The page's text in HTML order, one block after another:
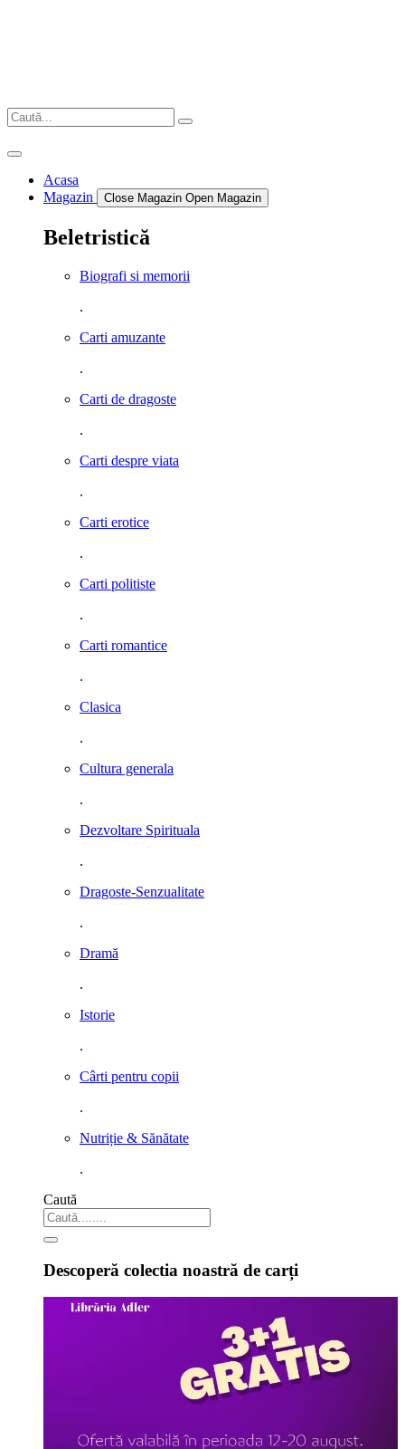
Acasa
Magazin
Close Magazin Open Magazin
Beletristică
Biografi si memorii
.
Carti amuzante
.
Carti de dragoste
.
Carti despre viata
.
Carti erotice
.
Carti politiste
.
Carti romantice
.
Clasica
.
Cultura generala
.
Dezvoltare Spirituala
.
Dragoste-Senzualitate
.
Dramă
.
Istorie
.
Cârti pentru copii
.
Nutriție & Sănătate
.
Caută
Descoperă colectia noastră de carți